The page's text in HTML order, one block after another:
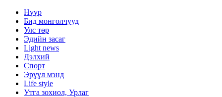
Нүүр
Бид монголчууд
Улс төр
Эдийн засаг
Light news
Дэлхий
Спорт
Эрүүл мэнд
Life style
Утга зохиол, Урлаг